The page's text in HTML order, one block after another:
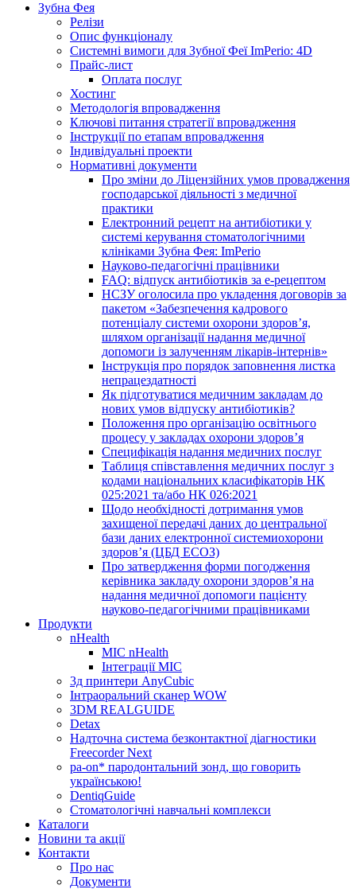
Зубна Фея
Релізи
Опис функціоналу
Системні вимоги для Зубної Феї ImPerio: 4D
Прайс-лист
Оплата послуг
Хостинг
Методологія впровадження
Ключові питання стратегії впровадження
Інструкції по етапам впровадження
Індивідуальні проекти
Нормативні документи
Про зміни до Ліцензійних умов провадження
господарської діяльності з медичної
практики
Електронний рецепт на антибіотики у
системі керування стоматологічними
клініками Зубна Фея: ImPerio
Науково-педагогічні працівники
FAQ: відпуск антибіотиків за е-рецептом
НСЗУ оголосила про укладення договорів за
пакетом «Забезпечення кадрового
потенціалу системи охорони здоров’я,
шляхом організації надання медичної
допомоги із залученням лікарів-інтернів»
Інструкція про порядок заповнення листка
непрацездатності
Як підготуватися медичним закладам до
нових умов відпуску антибіотиків?
Положення про організацію освітнього
процесу у закладах охорони здоров’я
Специфікація надання медичних послуг
Таблиця співставлення медичних послуг з
кодами національних класифікаторів НК
025:2021 та/або НК 026:2021
Щодо необхідності дотримання умов
захищеної передачі даних до центральної
бази даних електронної системиохорони
здоров’я (ЦБД ЕСОЗ)
Про затвердження форми погодження
керівника закладу охорони здоров’я на
надання медичної допомоги пацієнту
науково-педагогічними працівниками
Продукти
nHealth
МІС nHealth
Інтеграції МІС
3д принтери AnyCubic
Інтраоральний сканер WOW
3DM REALGUIDE
Detax
Надточна система безконтактної діагностики
Freecorder Next
pa-on* пародонтальний зонд, що говорить
українською!
DentiqGuide
Стоматологічні навчальні комплекси
Каталоги
Новини та акції
Контакти
Про нас
Документи